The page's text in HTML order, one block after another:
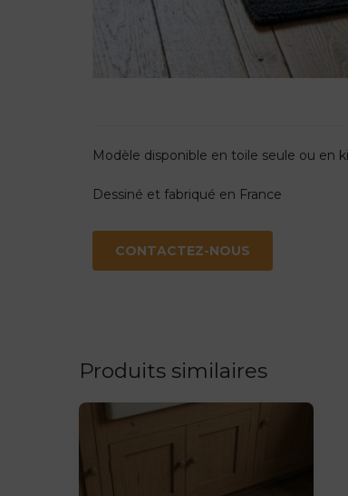
Modèle disponible en toile seule ou en
Dessiné et fabriqué en France
CONTACTEZ-NOUS
Produits similaires